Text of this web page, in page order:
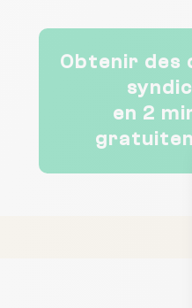
Obtenir des
en 2